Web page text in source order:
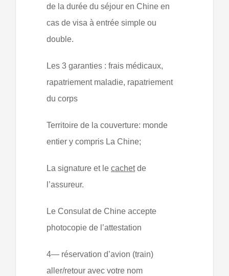
de la durée du séjour en Chine en
cas de visa à entrée simple ou
double.
Les 3 garanties : frais médicaux,
rapatriement maladie, rapatriement
du corps
Territoire de la couverture: monde
entier y compris La Chine;
La signature et le cachetde
l’assureur.
Le Consulat de Chine accepte
photocopie de l’attestation
4— réservation d’avion (train)
aller/retour avec votre nom